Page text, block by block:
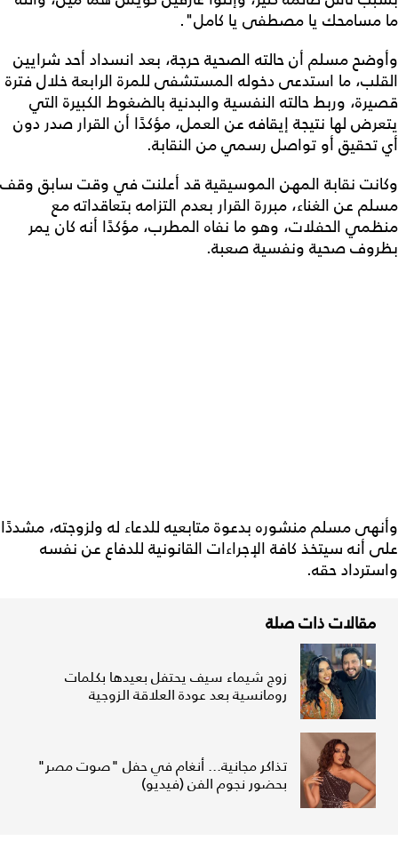
ما مسامحك يا مصطفى يا كامل".
وأوضح مسلم أن حالته الصحية حرجة، بعد انسداد أحد شرايين
القلب، ما استدعى دخوله المستشفى للمرة الرابعة خلال فترة
قصيرة، وربط حالته النفسية والبدنية بالضغوط الكبيرة التي
يتعرض لها نتيجة إيقافه عن العمل، مؤكدًا أن القرار صدر دون
أي تحقيق أو تواصل رسمي من النقابة.
وكانت نقابة المهن الموسيقية قد أعلنت في وقت سابق وقف
مسلم عن الغناء، مبررة القرار بعدم التزامه بتعاقداته مع
منظمي الحفلات، وهو ما نفاه المطرب، مؤكدًا أنه كان يمر
بظروف صحية ونفسية صعبة.
وأنهى مسلم منشوره بدعوة متابعيه للدعاء له ولزوجته، مشددًا
على أنه سيتخذ كافة الإجراءات القانونية للدفاع عن نفسه
واسترداد حقه.
مقالات ذات صلة
زوج شيماء سيف يحتفل بعيدها بكلمات
رومانسية بعد عودة العلاقة الزوجية
تذاكر مجانية... أنغام في حفل "صوت مصر"
بحضور نجوم الفن (فيديو)